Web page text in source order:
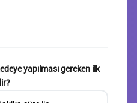
yapılması gereken ilk